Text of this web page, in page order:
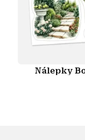
Nálepky